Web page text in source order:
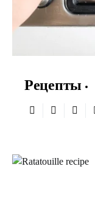
Рецепты